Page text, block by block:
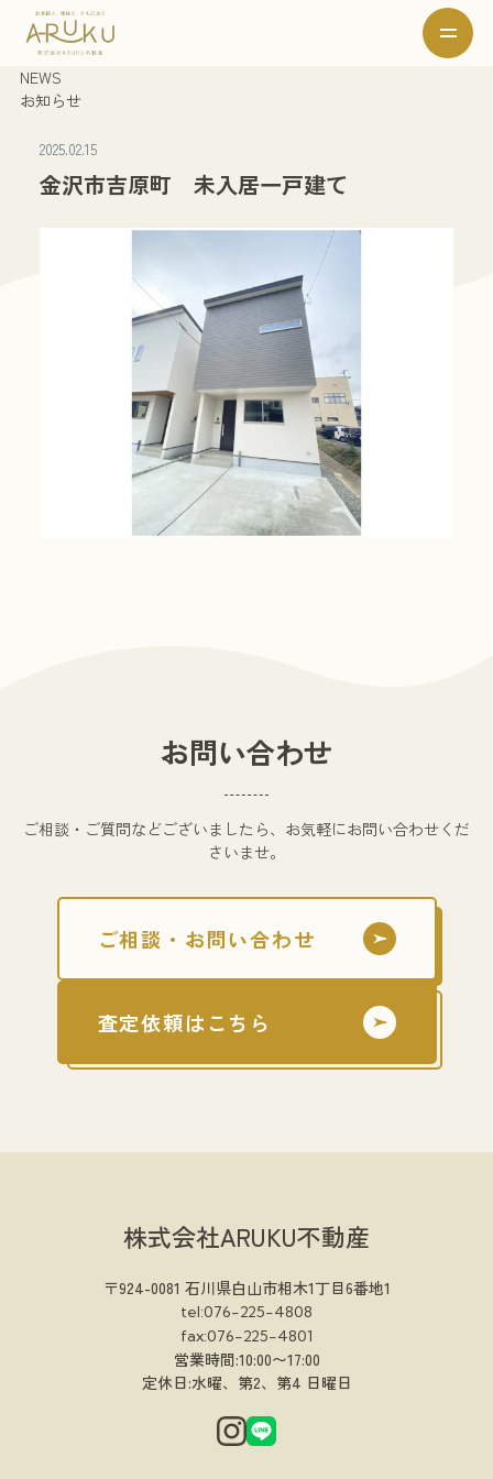
NEWS
お知らせ
2025.02.15
金沢市吉原町 未入居一戸建て
お問い合わせ
ご相談・ご質問などございましたら、お気軽にお問い合わせくだ
さいませ。
ご相談・お問い合わせ
査定依頼はこちら
株式会社ARUKU不動産
〒924-0081 石川県白山市相木1丁目6番地1
tel:076-225-4808
fax:076-225-4801
営業時間:10:00〜17:00
定休日:水曜、第2、第4 日曜日